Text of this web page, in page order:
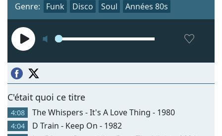
Genre: Funk Disco Soul Années 80s
C'était quoi ce titre
4:08 The Whispers - It's A Love Thing - 1980
4:04 D Train - Keep On - 1982